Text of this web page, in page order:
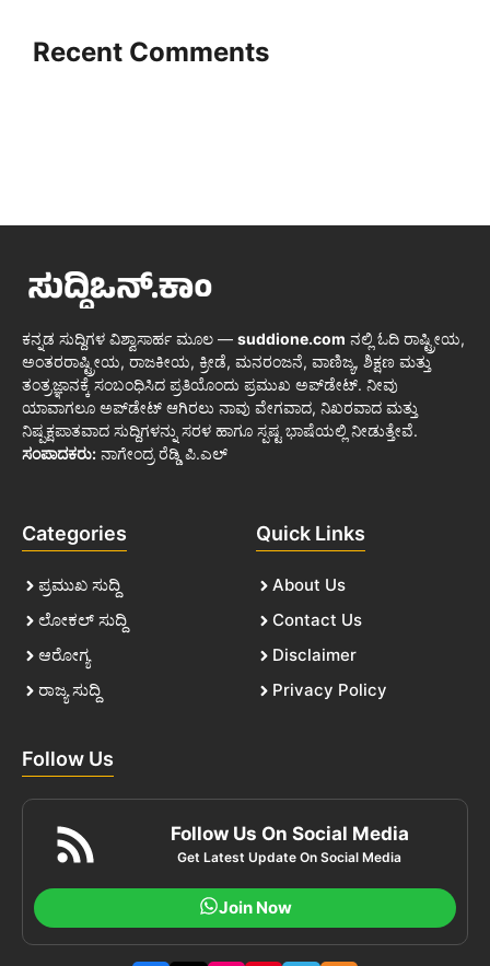
Recent Comments
ಕನ್ನಡ ಸುದ್ದಿಗಳ ವಿಶ್ವಾಸಾರ್ಹ ಮೂಲ — suddione.com ನಲ್ಲಿ ಓದಿ ರಾಷ್ಟ್ರೀಯ,
ಅಂತರರಾಷ್ಟ್ರೀಯ, ರಾಜಕೀಯ, ಕ್ರೀಡೆ, ಮನರಂಜನೆ, ವಾಣಿಜ್ಯ, ಶಿಕ್ಷಣ ಮತ್ತು
ತಂತ್ರಜ್ಞಾನಕ್ಕೆ ಸಂಬಂಧಿಸಿದ ಪ್ರತಿಯೊಂದು ಪ್ರಮುಖ ಅಪ್‌ಡೇಟ್. ನೀವು
ಯಾವಾಗಲೂ ಅಪ್‌ಡೇಟ್ ಆಗಿರಲು ನಾವು ವೇಗವಾದ, ನಿಖರವಾದ ಮತ್ತು
ನಿಷ್ಪಕ್ಷಪಾತವಾದ ಸುದ್ದಿಗಳನ್ನು ಸರಳ ಹಾಗೂ ಸ್ಪಷ್ಟ ಭಾಷೆಯಲ್ಲಿ ನೀಡುತ್ತೇವೆ.
ಸಂಪಾದಕರು: ನಾಗೇಂದ್ರ ರೆಡ್ಡಿ ಪಿ.ಎಲ್
Categories
ಪ್ರಮುಖ ಸುದ್ದಿ
ಲೋಕಲ್ ಸುದ್ದಿ
ಆರೋಗ್ಯ
ರಾಜ್ಯ ಸುದ್ದಿ
Quick Links
About Us
Contact Us
Disclaimer
Privacy Policy
Follow Us
Follow Us On Social Media
Get Latest Update On Social Media
Join Now